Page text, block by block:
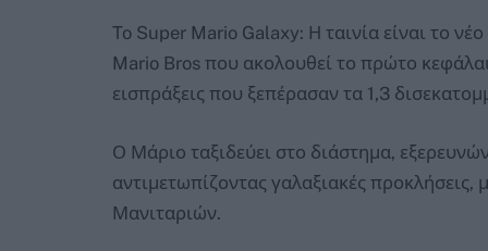
To Super Mario Galaxy: Η ταινία είναι το
Mario Bros που ακολουθεί το πρώτο
εισπράξεις που ξεπέρασαν τα 1,3
Ο Μάριο ταξιδεύει στο διάστημα,
αντιμετωπίζοντας γαλαξιακές
Μανιταριών.